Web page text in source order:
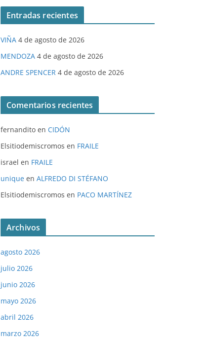
Entradas recientes
VIÑA 4 de agosto de 2026
MENDOZA 4 de agosto de 2026
ANDRE SPENCER 4 de agosto de 2026
Comentarios recientes
fernandito en CIDÓN
Elsitiodemiscromos en FRAILE
israel en FRAILE
unique en ALFREDO DI STÉFANO
Elsitiodemiscromos en PACO MARTÍNEZ
Archivos
agosto 2026
julio 2026
junio 2026
mayo 2026
abril 2026
marzo 2026